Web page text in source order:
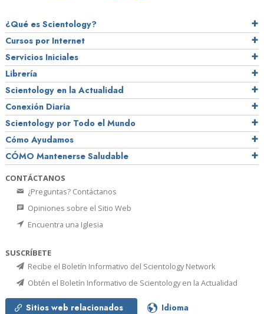
¿Qué es Scientology?
Cursos por Internet
Servicios Iniciales
Librería
Scientology en la Actualidad
Conexión Diaria
Scientology por Todo el Mundo
Cómo Ayudamos
CÓMO Mantenerse Saludable
CONTÁCTANOS
¿Preguntas? Contáctanos
Opiniones sobre el Sitio Web
Encuentra una Iglesia
SUSCRÍBETE
Recibe el Boletín Informativo del Scientology Network
Obtén el Boletín Informativo de Scientology en la Actualidad
Sitios web relacionados Idioma